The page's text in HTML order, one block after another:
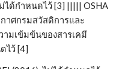
ได้กำหนดไว้ [3] ||||| OSHA
าศกรมสวัสดิการและ
ามเข้มข้นของสารเคมี
ไว้ [4]